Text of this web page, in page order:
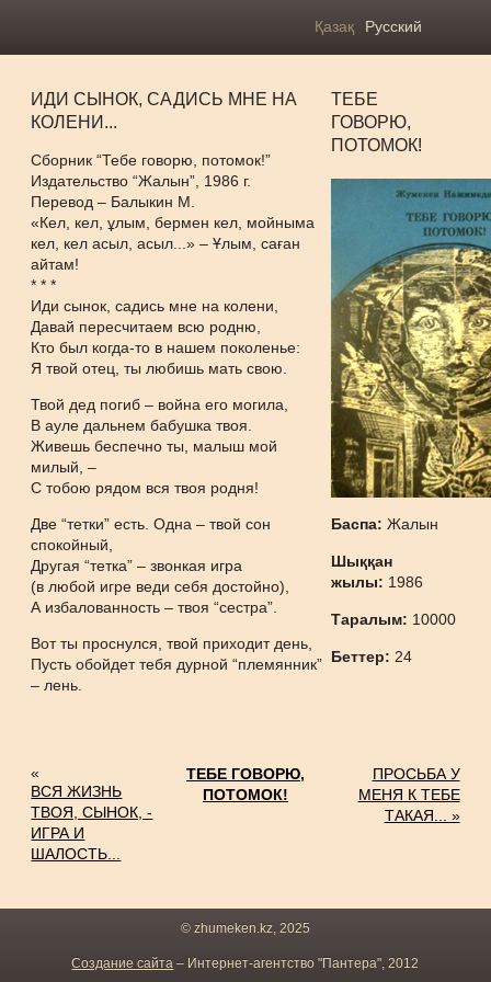
Қазақ Русский
ИДИ СЫНОК, САДИСЬ МНЕ НА
КОЛЕНИ...
Сборник “Тебе говорю, потомок!”
Издательство “Жалын”, 1986 г.
Перевод – Балыкин М.
«Кел, кел, ұлым, бермен кел, мойныма
кел, кел асыл, асыл...» – Ұлым, саған
айтам!
* * *
Иди сынок, садись мне на колени,
Давай пересчитаем всю родню,
Кто был когда-то в нашем поколенье:
Я твой отец, ты любишь мать свою.
Твой дед погиб – война его могила,
В ауле дальнем бабушка твоя.
Живешь беспечно ты, малыш мой
милый, –
С тобою рядом вся твоя родня!
Две “тетки” есть. Одна – твой сон
спокойный,
Другая “тетка” – звонкая игра
(в любой игре веди себя достойно),
А избалованность – твоя “сестра”.
Вот ты проснулся, твой приходит день,
Пусть обойдет тебя дурной “племянник”
– лень.
ТЕБЕ
ГОВОРЮ,
ПОТОМОК!
Баспа:Жалын
Шыққан
жылы: 1986
Таралым: 10000
Беттер: 24
«
ВСЯ ЖИЗНЬ
ТВОЯ, СЫНОК, -
ИГРА И
ШАЛОСТЬ...
ТЕБЕ ГОВОРЮ,
ПОТОМОК!
ПРОСЬБА У
МЕНЯ К ТЕБЕ
ТАКАЯ... »
© zhumeken.kz, 2025
Создание сайта – Интернет-агентство "Пантера", 2012